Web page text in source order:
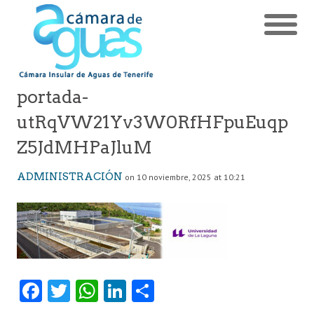
portada-
utRqVW21Yv3W0RfHFpuEuqp
Z5JdMHPaJluM
ADMINISTRACIÓN on 10 noviembre, 2025 at 10:21
Fa T W Li